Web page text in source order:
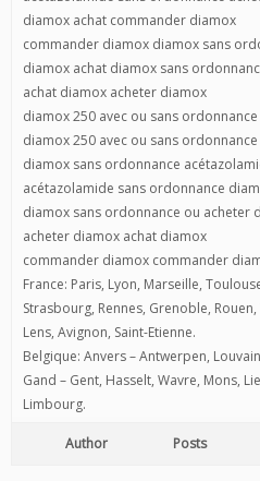
diamox achat commander diamox
commander diamox diamox sans
diamox achat diamox sans
achat diamox acheter diamox
diamox 250 avec ou sans
diamox 250 avec ou sans
diamox sans ordonnance
acétazolamide sans ordonnance
diamox sans ordonnance ou acheter
acheter diamox achat diamox
commander diamox commander
France: Paris, Lyon, Marseille,
Strasbourg, Rennes, Grenoble,
Lens, Avignon, Saint-Etienne.
Belgique: Anvers – Antwerpen,
Gand – Gent, Hasselt, Wavre, Mons,
Limbourg.
Author Posts